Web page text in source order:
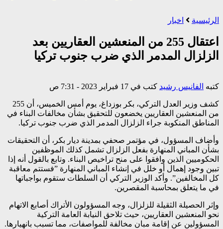
الرئيسية اخبار
اعتقال 255 من المنعشين العقاريين بعد
الزلزال المدمر الذي ضرب جنوب تركيا
كتبه الفانيس رشيد كتب في 17 فبراير 2023 - 7:31 ص
كشف وزير العدل التركي، بكر بوزداغ، يوم أمس الخميس، أن 255
من المنعشين العقاريين يخضعون للتحقيق بشأن مخالفات البناء في
المناطق المنكوبة جراء الزلزال المدمر الذي ضرب جنوب تركيا.
وأضاف المسؤول، في مؤتمر صحفي بمدينة ديار بكر، أن التحقيقات
بشأن المباني المنهارة بفعل الزلزال تشمل كذلك الموظفين
الحكوميين الذين وافقوا على منح تراخيص البناء. وتابع بالقول أنه إذا
تبين وجود إهمال أو خلل في إنشاء المباني المنهارة ”فستتم معاقبة
كل المخالفين”. وأكد الوزير التركي أن السلطات ستقوم بواجباتها
في ما يتعلق بمحاسبة المقصرين.
وإثر الحصيلة الثقيلة للزلزال، وجه المسؤولون الأتراك أصابع الاتهام
نحو المنعشين العقاريين، حيث تلاحق النيابة العامة التركية
المسؤولين عن إقامة مبان مخالفة للمواصفات، مما تسبب بانهيارها.